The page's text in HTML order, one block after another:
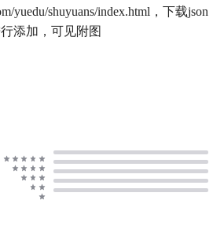
yuedu/shuyuans/index.html，下载json
添加，可见附图